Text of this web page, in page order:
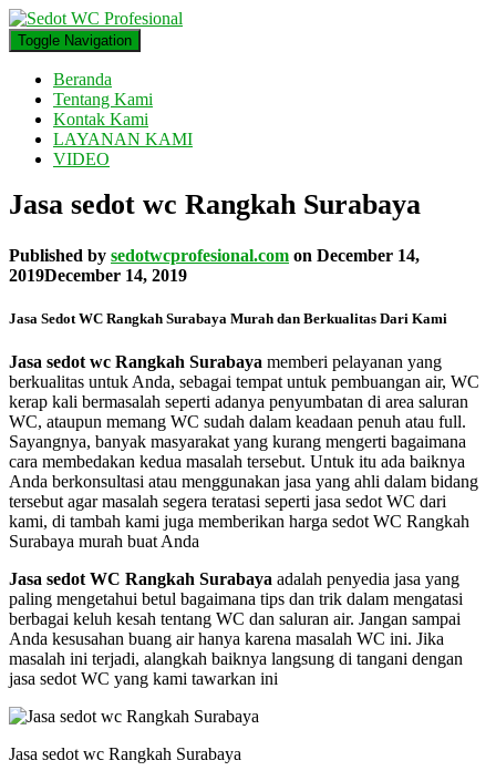
Toggle Navigation
Beranda
Tentang Kami
Kontak Kami
LAYANAN KAMI
VIDEO
Jasa sedot wc Rangkah Surabaya
Published by sedotwcprofesional.com on December 14,
2019December 14, 2019
Jasa Sedot WC Rangkah Surabaya Murah dan Berkualitas Dari Kami
Jasa sedot wc Rangkah Surabaya memberi pelayanan yang
berkualitas untuk Anda, sebagai tempat untuk pembuangan air, WC
kerap kali bermasalah seperti adanya penyumbatan di area saluran
WC, ataupun memang WC sudah dalam keadaan penuh atau full.
Sayangnya, banyak masyarakat yang kurang mengerti bagaimana
cara membedakan kedua masalah tersebut. Untuk itu ada baiknya
Anda berkonsultasi atau menggunakan jasa yang ahli dalam bidang
tersebut agar masalah segera teratasi seperti jasa sedot WC dari
kami, di tambah kami juga memberikan harga sedot WC Rangkah
Surabaya murah buat Anda
Jasa sedot WC Rangkah Surabaya adalah penyedia jasa yang
paling mengetahui betul bagaimana tips dan trik dalam mengatasi
berbagai keluh kesah tentang WC dan saluran air. Jangan sampai
Anda kesusahan buang air hanya karena masalah WC ini. Jika
masalah ini terjadi, alangkah baiknya langsung di tangani dengan
jasa sedot WC yang kami tawarkan ini
Jasa sedot wc Rangkah Surabaya